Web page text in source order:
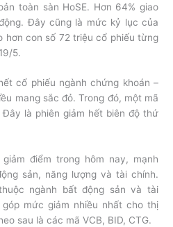
toàn sàn HoSE. Hơn 64% giao
Đây cũng là mức kỷ lục của
hơn con số 72 triệu cổ phiếu từng
5.
cổ phiếu ngành chứng khoán –
mang sắc đỏ. Trong đó, một mã
Đây là phiên giảm hết biên độ thứ
điểm trong hôm nay, mạnh
sản, năng lượng và tài chính.
ngành bất động sản và tài
mức giảm nhiều nhất cho thị
sau là các mã VCB, BID, CTG.